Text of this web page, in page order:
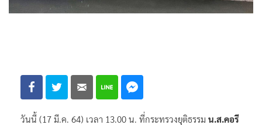
วันนี้ (17 มี.ค. 64) เวลา 13.00 น. ที่กระทรวงยุติธรรม น.ส.คอรี